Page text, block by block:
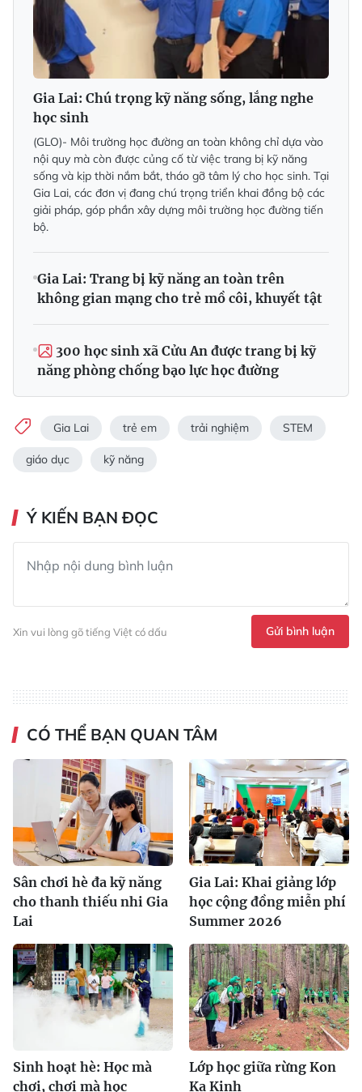
Gia Lai: Chú trọng kỹ năng sống, lắng nghe
học sinh
(GLO)- Môi trường học đường an toàn không chỉ dựa vào
nội quy mà còn được củng cố từ việc trang bị kỹ năng
sống và kịp thời nắm bắt, tháo gỡ tâm lý cho học sinh. Tại
Gia Lai, các đơn vị đang chú trọng triển khai đồng bộ các
giải pháp, góp phần xây dựng môi trường học đường tiến
bộ.
Gia Lai: Trang bị kỹ năng an toàn trên
không gian mạng cho trẻ mồ côi, khuyết tật
300 học sinh xã Cửu An được trang bị kỹ
năng phòng chống bạo lực học đường
Gia Lai trẻ em trải nghiệm STEM
giáo dục kỹ năng
Ý KIẾN BẠN ĐỌC
Xin vui lòng gõ tiếng Việt có dấu Gửi bình luận
CÓ THỂ BẠN QUAN TÂM
Sân chơi hè đa kỹ năng
cho thanh thiếu nhi Gia
Lai
Gia Lai: Khai giảng lớp
học cộng đồng miễn phí
Summer 2026
Sinh hoạt hè: Học mà
chơi, chơi mà học
Lớp học giữa rừng Kon
Ka Kinh